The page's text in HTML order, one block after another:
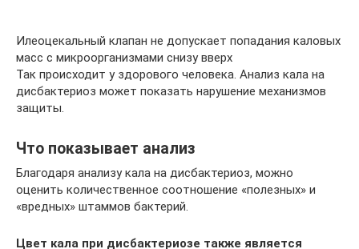
Илеоцекальный клапан не допускает попадания каловых
масс с микроорганизмами снизу вверх
Так происходит у здорового человека. Анализ кала на
дисбактериоз может показать нарушение механизмов
защиты.
Что показывает анализ
Благодаря анализу кала на дисбактериоз, можно
оценить количественное соотношение «полезных» и
«вредных» штаммов бактерий.
Цвет кала при дисбактериозе также является